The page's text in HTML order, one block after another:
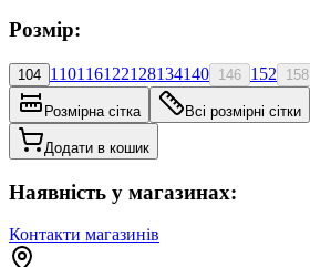
Розмір:
104 110116122128134140 146 152 158
Розмірна сітка Всі розмірні сітки
Додати в кошик
Наявність у магазинах:
Контакти магазинів